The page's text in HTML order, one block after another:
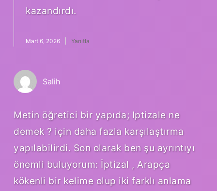
kazandırdı.
Mart 6, 2026 Yanıtla
Salih
Metin öğretici bir yapıda; Iptizale ne
demek ? için daha fazla karşılaştırma
yapılabilirdi. Son olarak ben şu ayrıntıyı
önemli buluyorum: İptizal , Arapça
kökenli bir kelime olup iki farklı anlama